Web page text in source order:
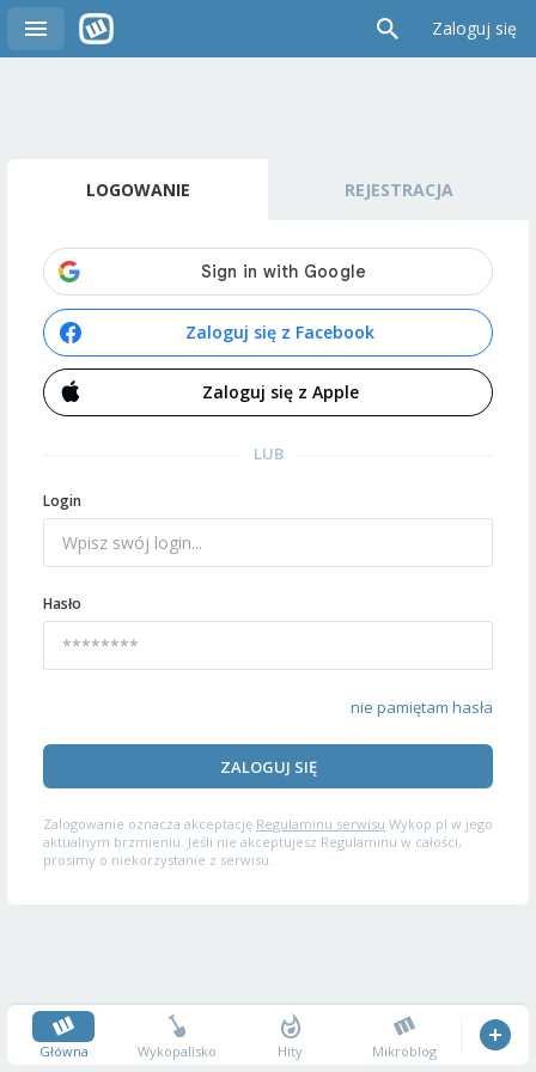
Zaloguj się
LOGOWANIE REJESTRACJA
Zaloguj się z Facebook
Zaloguj się z Apple
LUB
Login
Hasło
nie pamiętam hasła
ZALOGUJ SIĘ
Zalogowanie oznacza akceptację Regulaminu serwisu Wykop.pl w jego
aktualnym brzmieniu. Jeśli nie akceptujesz Regulaminu w całości,
prosimy o niekorzystanie z serwisu.
Główna Wykopalisko Hity Mikroblog